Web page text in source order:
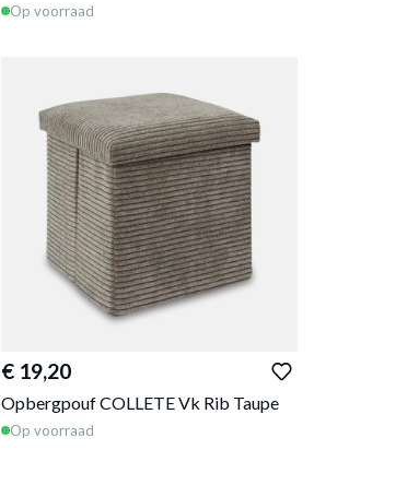
Op voorraad
€ 19,20
Opbergpouf COLLETE Vk Rib Taupe
Op voorraad